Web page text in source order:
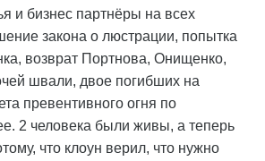
и бизнес партнёры на всех
закона о люстрации, попытка
возврат Портнова, Онищенко,
швали, двое погибших на
превентивного огня по
2 человека были живы, а теперь
что клоун верил, что нужно